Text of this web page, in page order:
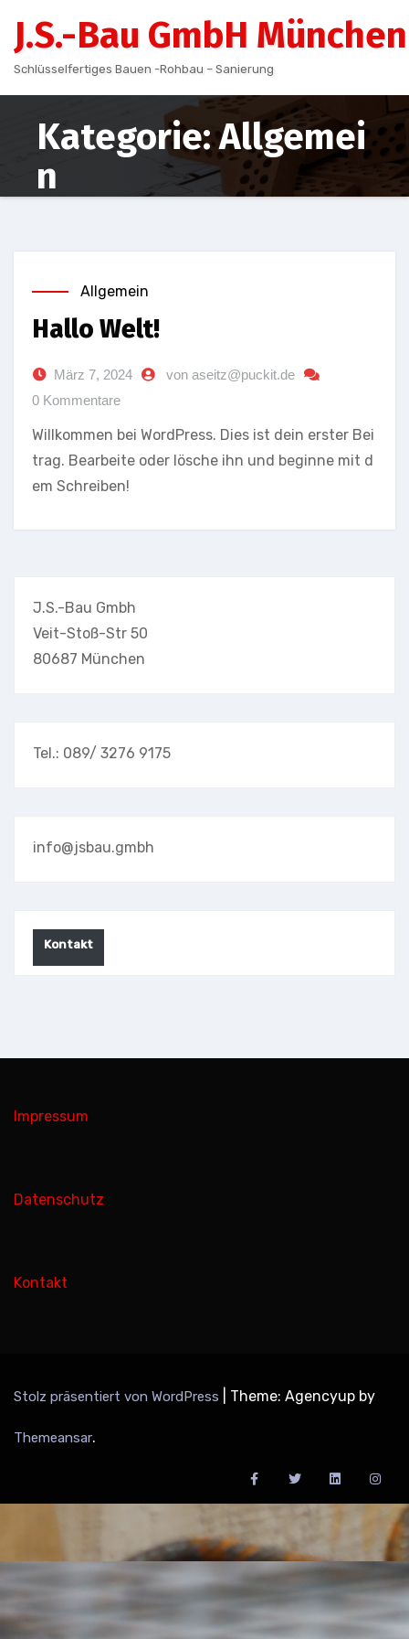
Inhalt
springen
J.S.-Bau GmbH München
Schlüsselfertiges Bauen -Rohbau – Sanierung
Kategorie: Allgemei
n
Allgemein
Hallo Welt!
März 7, 2024
von aseitz@puckit.de
0 Kommentare
Willkommen bei WordPress. Dies ist dein erster Bei
trag. Bearbeite oder lösche ihn und beginne mit d
em Schreiben!
J.S.-Bau Gmbh
Veit-Stoß-Str 50
80687 München
Tel.: 089/ 3276 9175
info@jsbau.gmbh
Kontakt
Impressum
Datenschutz
Kontakt
Stolz präsentiert von WordPress Theme: Agencyup by
Themeansar.